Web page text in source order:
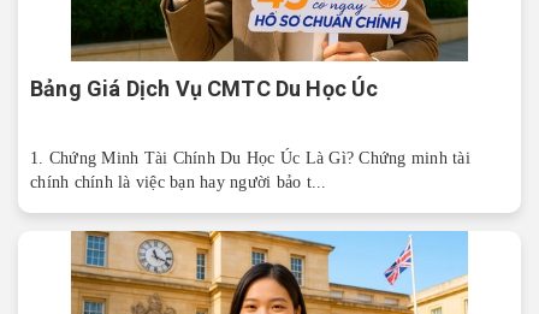
Bảng Giá Dịch Vụ CMTC Du Học Úc
1. Chứng Minh Tài Chính Du Học Úc Là Gì? Chứng minh tài
chính chính là việc bạn hay người bảo t...